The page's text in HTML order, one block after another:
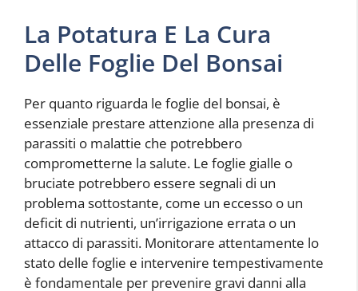
La Potatura E La Cura
Delle Foglie Del Bonsai
Per quanto riguarda le foglie del bonsai, è
essenziale prestare attenzione alla presenza di
parassiti o malattie che potrebbero
comprometterne la salute. Le foglie gialle o
bruciate potrebbero essere segnali di un
problema sottostante, come un eccesso o un
deficit di nutrienti, un’irrigazione errata o un
attacco di parassiti. Monitorare attentamente lo
stato delle foglie e intervenire tempestivamente
è fondamentale per prevenire gravi danni alla